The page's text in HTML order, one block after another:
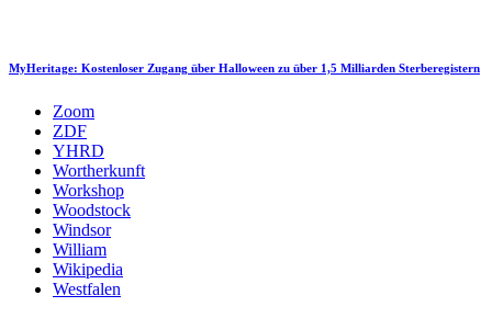
MyHeritage: Kostenloser Zugang über Halloween zu über 1,5 Milliarden Sterberegistern
Zoom
ZDF
YHRD
Wortherkunft
Workshop
Woodstock
Windsor
William
Wikipedia
Westfalen